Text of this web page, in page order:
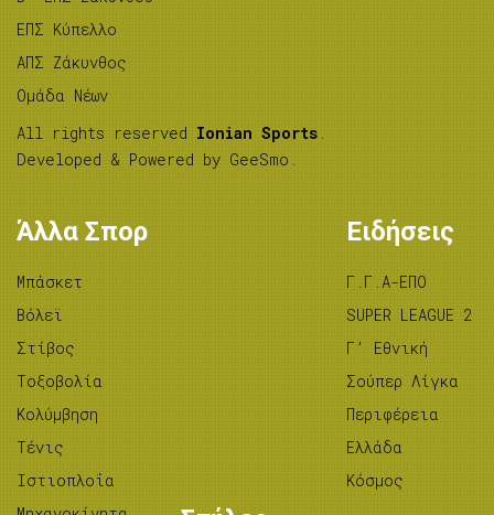
ΕΠΣ Κύπελλο
ΑΠΣ Ζάκυνθος
Ομάδα Νέων
All rights reserved Ionian Sports .
Developed & Powered by GeeSmo .
Άλλα Σπορ
Μπάσκετ
Βόλεϊ
Στίβος
Tοξοβολία
Κολύμβηση
Τένις
Ιστιοπλοΐα
Ειδήσεις
Γ.Γ.Α-ΕΠΟ
SUPER LEAGUE 2
Γ’ Εθνική
Σούπερ Λίγκα
Περιφέρεια
Ελλάδα
Κόσμος